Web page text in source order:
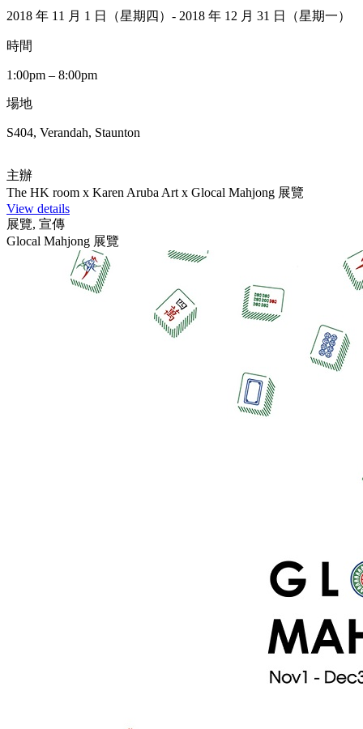
2018 年 11 月 1 日（星期四）- 2018 年 12 月 31 日（星期一）
時間
1:00pm – 8:00pm
場地
S404, Verandah, Staunton
主辦
The HK room x Karen Aruba Art x Glocal Mahjong 展覽
View details
展覽, 宣傳
Glocal Mahjong 展覽